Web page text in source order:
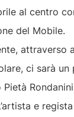
al centro
del Mobile.
ci sarà
e